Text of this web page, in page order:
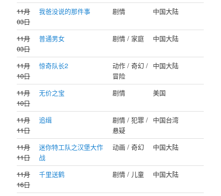
11月
03日
我爸没说的那件事 剧情 中国大陆
11月
03日
普通男女 剧情 / 家庭 中国大陆
11月
10日
惊奇队长2
动作 / 奇幻 /
冒险
中国大陆
11月
10日
无价之宝 剧情 美国
11月
11日
追缉
剧情 / 犯罪 /
悬疑
中国台湾
11月
11日
迷你特工队之汉堡大作
战
动画 / 奇幻 中国大陆
11月
16日
千里送鹤 剧情 / 儿童 中国大陆